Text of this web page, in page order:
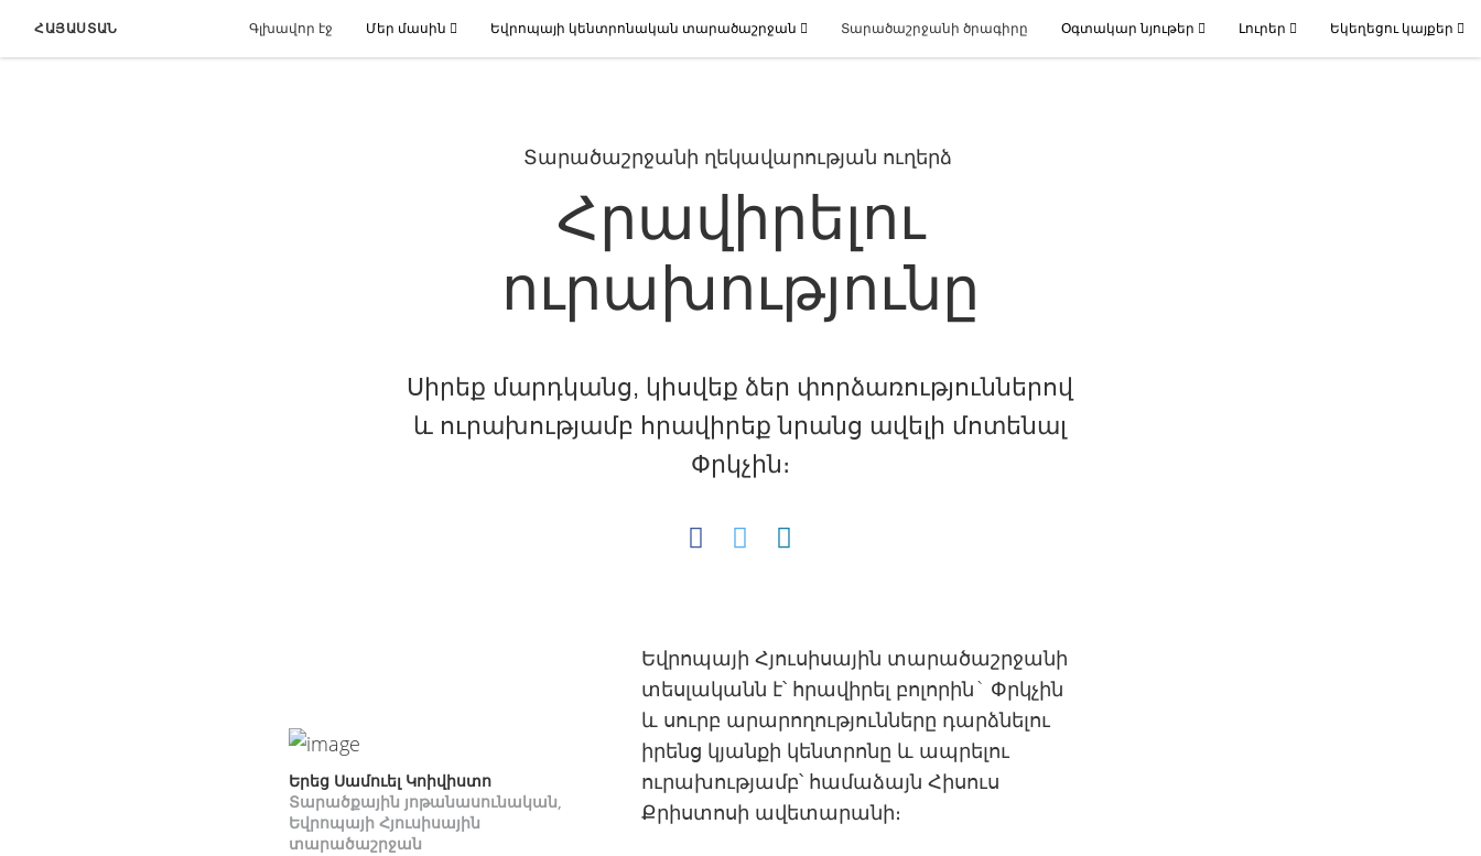
ՀԱՅԱՍՏԱՆ Գլխավոր էջ Մեր մասին Եվրոպայի կենտրոնական տարածաշրջան Տարածաշրջանի ծրագիրը Օգտակար նյութեր Լուրեր Եկեղեցու կայքեր
Տարածաշրջանի ղեկավարության ուղերձ
Հրավիրելու
ուրախությունը
Սիրեք մարդկանց, կիսվեք ձեր փորձառություններով
և ուրախությամբ հրավիրեք նրանց ավելի մոտենալ
Փրկչին։
Երեց Սամուել Կոիվիստո
Տարածքային յոթանասունական,
Եվրոպայի Հյուսիսային
տարածաշրջան
Եվրոպայի Հյուսիսային տարածաշրջանի
տեսլականն է՝ հրավիրել բոլորին` Փրկչին
և սուրբ արարողությունները դարձնելու
իրենց կյանքի կենտրոնը և ապրելու
ուրախությամբ՝ համաձայն Հիսուս
Քրիստոսի ավետարանի։